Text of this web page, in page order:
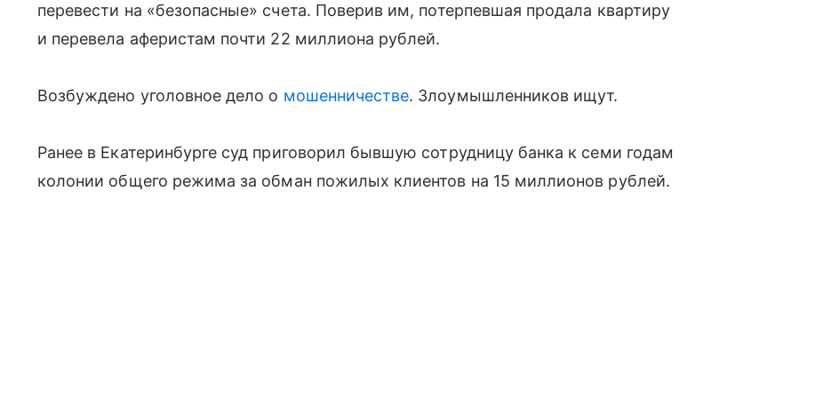
перевести на «безопасные» счета. Поверив им, потерпевшая продала квартиру
и перевела аферистам почти 22 миллиона рублей.
Возбуждено уголовное дело о мошенничестве. Злоумышленников ищут.
Ранее в Екатеринбурге суд приговорил бывшую сотрудницу банка к семи годам
колонии общего режима за обман пожилых клиентов на 15 миллионов рублей.